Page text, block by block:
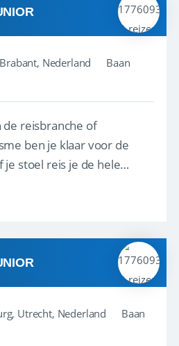
Nederland
Baan
reisbranche of
ben je klaar voor de
je stoel reis je de hele
klant en wat er in de
om die droomreis te
Utrecht, Nederland
Baan